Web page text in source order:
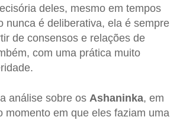
deles, mesmo em tempos
nunca é deliberativa, ela é sempre
de consensos e relações de
com uma prática muito
análise sobre os Ashaninka, em
momento em que eles faziam uma